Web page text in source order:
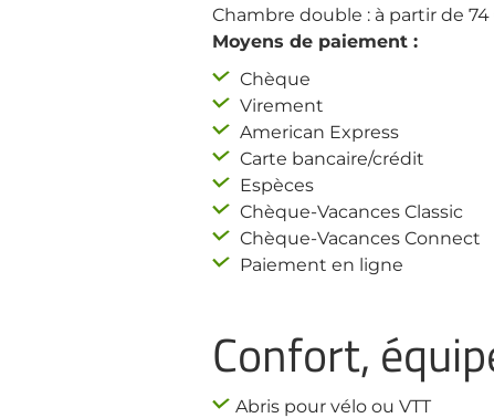
Chambre double : à partir de
Moyens de paiement :
Chèque
Virement
American Express
Carte bancaire/crédit
Espèces
Chèque-Vacances Classic
Chèque-Vacances Connect
Paiement en ligne
Confort,
Abris pour vélo ou VTT